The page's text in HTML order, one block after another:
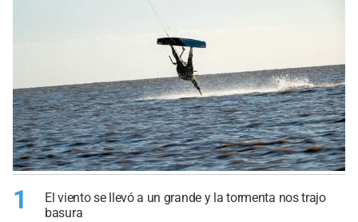
1
El viento se llevó a un grande y la tormenta nos trajo
basura